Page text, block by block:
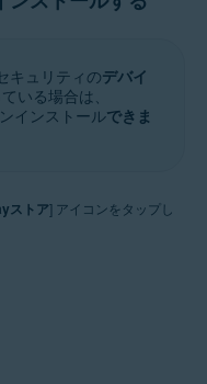
キュリティのデバイ
いる場合は、
インストールできま
ストア] アイコンをタップし